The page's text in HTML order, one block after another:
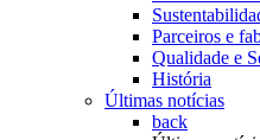
Parceiros e
Qualidade e
História
Últimas notícias
back